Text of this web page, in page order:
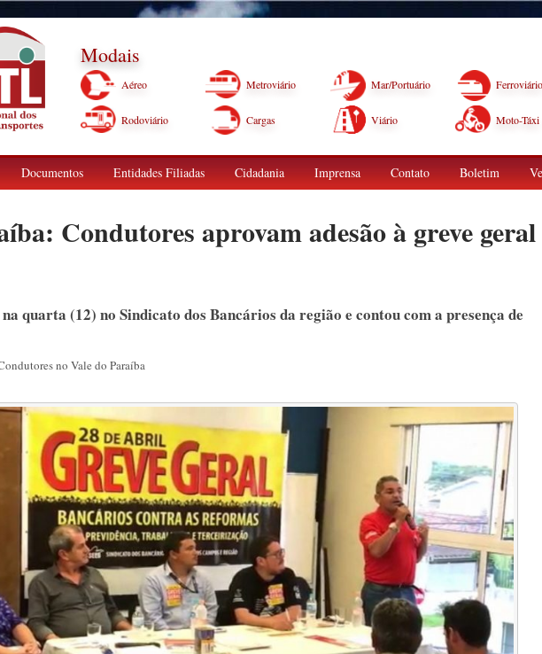
Modais
Aéreo Metroviário Mar/Portuário Ferroviário
Rodoviário Cargas Viário Moto-Táxi
Documentos Entidades Filiadas Cidadania Imprensa Contato Boletim
Condutores aprovam adesão à greve geral
quarta (12) no Sindicato dos Bancários da região e contou com a presença de
no Vale do Paraíba